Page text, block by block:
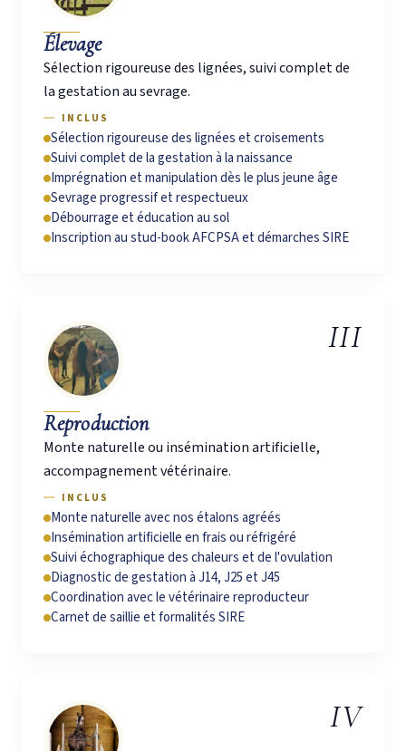
Élevage
Sélection rigoureuse des lignées, suivi complet de
la gestation au sevrage.
INCLUS
Sélection rigoureuse des lignées et croisements
Suivi complet de la gestation à la naissance
Imprégnation et manipulation dès le plus jeune âge
Sevrage progressif et respectueux
Débourrage et éducation au sol
Inscription au stud-book AFCPSA et démarches SIRE
III
Reproduction
Monte naturelle ou insémination artificielle,
accompagnement vétérinaire.
INCLUS
Monte naturelle avec nos étalons agréés
Insémination artificielle en frais ou réfrigéré
Suivi échographique des chaleurs et de l'ovulation
Diagnostic de gestation à J14, J25 et J45
Coordination avec le vétérinaire reproducteur
Carnet de saillie et formalités SIRE
IV